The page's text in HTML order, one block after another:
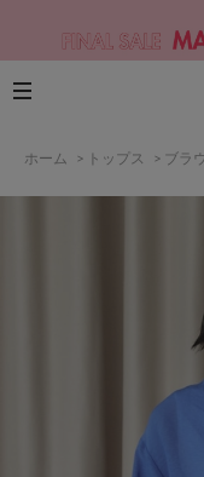
ホーム > トップス > ブラ